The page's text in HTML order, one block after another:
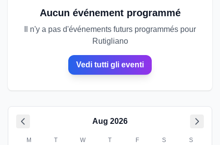
da vicino artigianato, gastronomia e vita di paese,
tra piazze affollate e musica dal vivo.
Aucun événement programmé
Il n'y a pas d'événements futurs programmés pour
Rutigliano
Vedi tutti gli eventi
Aug 2026
M T W T F S S